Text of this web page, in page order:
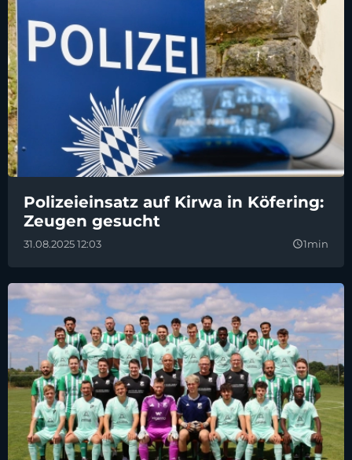
Polizeieinsatz auf Kirwa in Köfering:
Zeugen gesucht
31.08.2025 12:03 query_builder1min